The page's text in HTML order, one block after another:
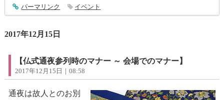
entry1194
パーマリンク イベント
2017年12月15日
【仏式通夜参列時のマナー ～ 会場でのマナー】
2017年12月15日｜08:58
通夜は故人とのお別